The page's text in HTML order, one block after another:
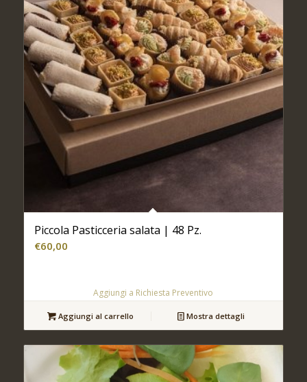
Piccola Pasticceria salata | 48 Pz.
€60,00
Aggiungi a Richiesta Preventivo
Aggiungi al carrello Mostra dettagli